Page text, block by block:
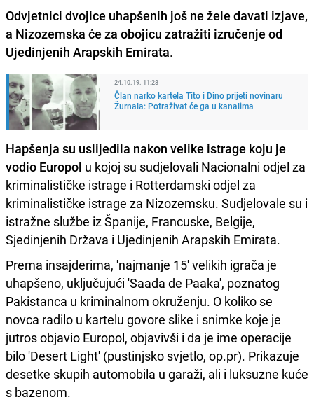
Odvjetnici dvojice uhapšenih još ne žele davati izjave,
a Nizozemska će za obojicu zatražiti izručenje od
Ujedinjenih Arapskih Emirata.
24.10.19. 11:28
Član narko kartela Tito i Dino prijeti novinaru
Žurnala: Potraživat će ga u kanalima
Hapšenja su uslijedila nakon velike istrage koju je
vodio Europol u kojoj su sudjelovali Nacionalni odjel za
kriminalističke istrage i Rotterdamski odjel za
kriminalističke istrage za Nizozemsku. Sudjelovale su i
istražne službe iz Španije, Francuske, Belgije,
Sjedinjenih Država i Ujedinjenih Arapskih Emirata.
Prema insajderima, 'najmanje 15' velikih igrača je
uhapšeno, uključujući 'Saada de Paaka', poznatog
Pakistanca u kriminalnom okruženju. O koliko se
novca radilo u kartelu govore slike i snimke koje je
jutros objavio Europol, objavivši i da je ime operacije
bilo 'Desert Light' (pustinjsko svjetlo, op.pr). Prikazuje
desetke skupih automobila u garaži, ali i luksuzne kuće
s bazenom.